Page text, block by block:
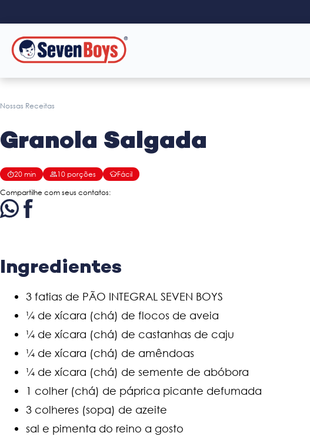
Nossas Receitas
Granola Salgada
20 min 10 porções Fácil
Compartilhe com seus contatos:
Ingredientes
3 fatias de PÃO INTEGRAL SEVEN BOYS
¼ de xícara (chá) de flocos de aveia
¼ de xícara (chá) de castanhas de caju
¼ de xícara (chá) de amêndoas
¼ de xícara (chá) de semente de abóbora
1 colher (chá) de páprica picante defumada
3 colheres (sopa) de azeite
sal e pimenta do reino a gosto